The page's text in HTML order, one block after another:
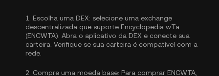
1. Escolha uma DEX: selecione uma exchange
descentralizada que suporte Encyclopedia wTa
(ENCWTA). Abra o aplicativo da DEX e conecte sua
carteira. Verifique se sua carteira é compatível com a
rede.
2. Compre uma moeda base: Para comprar ENCWTA,